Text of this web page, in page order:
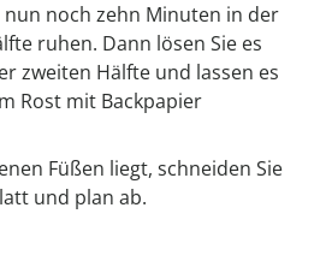
nun noch zehn Minuten in der
ruhen. Dann lösen Sie es
zweiten Hälfte und lassen es
Rost mit Backpapier
Füßen liegt, schneiden Sie
und plan ab.